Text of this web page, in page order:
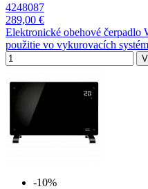
4248087
289,00 €
Elektronické obehové čerpadlo
použitie vo vykurovacích
-10%